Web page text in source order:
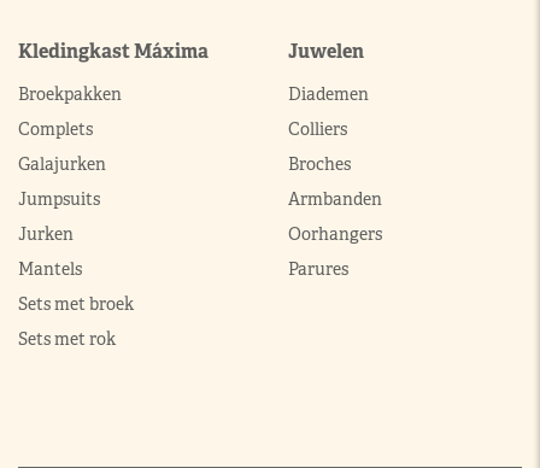
Kledingkast Máxima
Broekpakken
Complets
Galajurken
Jumpsuits
Jurken
Mantels
Sets met broek
Sets met rok
Juwelen
Diademen
Colliers
Broches
Armbanden
Oorhangers
Parures